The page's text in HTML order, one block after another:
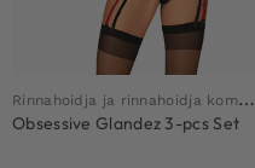
R
innahoidja ja rinnahoidja komplekt
Obsessive Glandez 3-pcs Set